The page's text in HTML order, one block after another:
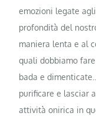
emozioni legate
profondità del
maniera lenta e al
quali dobbiamo
bada e
purificare e lasciar
attività onirica in